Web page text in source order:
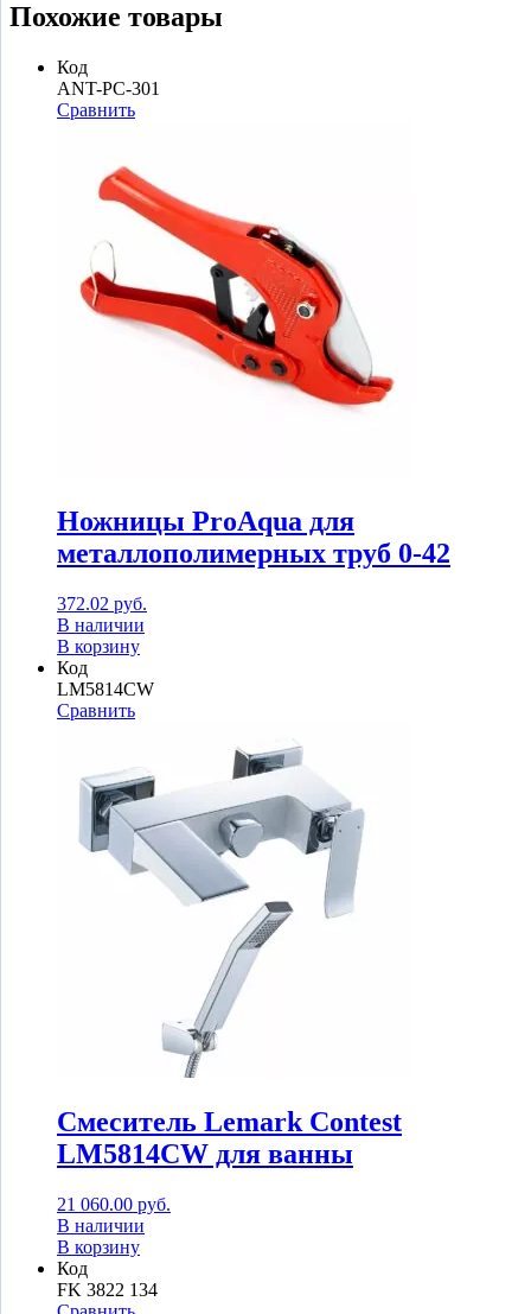
Похожие товары
Код
ANT-PC-301
Сравнить
Ножницы ProAqua для
металлополимерных труб 0-42
372.02 руб.
В наличии
В корзину
Код
LM5814CW
Сравнить
Смеситель Lemark Contest
LM5814CW для ванны
21 060.00 руб.
В наличии
В корзину
Код
FK 3822 134